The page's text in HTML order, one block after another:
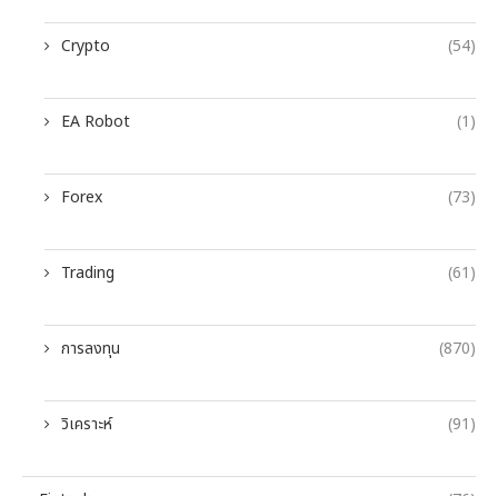
Crypto (54)
EA Robot (1)
Forex (73)
Trading (61)
การลงทุน (870)
วิเคราะห์ (91)